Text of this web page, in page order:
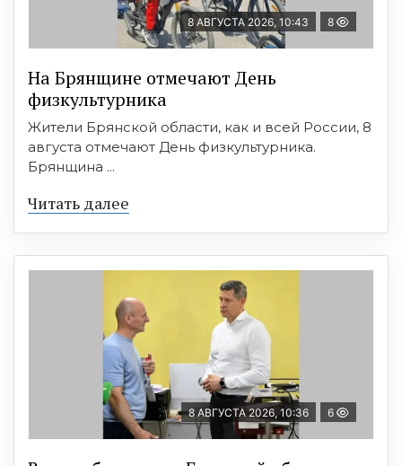
8 АВГУСТА 2026, 10:43 8
На Брянщине отмечают День
физкультурника
Жители Брянской области, как и всей России, 8
августа отмечают День физкультурника.
Брянщина ...
Читать далее
8 АВГУСТА 2026, 10:36 6